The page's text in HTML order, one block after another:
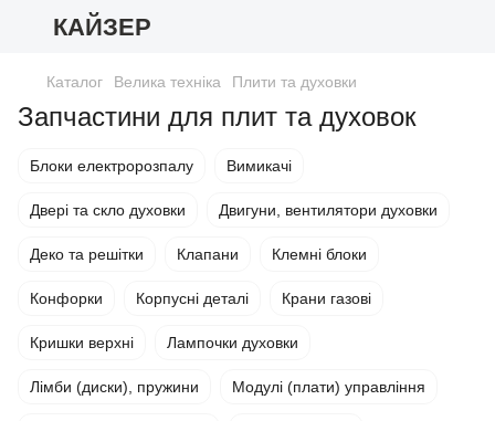
КАЙЗЕР
Каталог Велика техніка Плити та духовки
Запчастини для плит та духовок
Блоки електророзпалу Вимикачі
Двері та скло духовки Двигуни, вентилятори духовки
Деко та решітки Клапани Клемні блоки
Конфорки Корпусні деталі Крани газові
Кришки верхні Лампочки духовки
Лімби (диски), пружини Модулі (плати) управління